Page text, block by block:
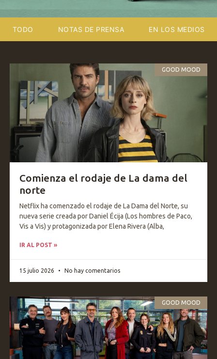
TODO NOTAS DE PRENSA EN LOS MEDIOS
GOOD MOOD
Comienza el rodaje de La dama del
norte
Netflix ha comenzado el rodaje de La Dama del Norte, su
nueva serie creada por Daniel Écija (Los hombres de Paco,
Vis a Vis) y protagonizada por Elena Rivera (Alba,
IR AL POST »
15 julio 2026 No hay comentarios
GOOD MOOD